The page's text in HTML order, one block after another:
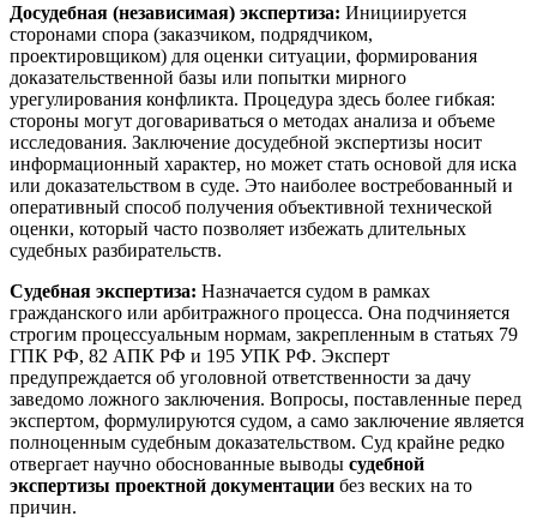
Досудебная (независимая) экспертиза: Инициируется
сторонами спора (заказчиком, подрядчиком,
проектировщиком) для оценки ситуации, формирования
доказательственной базы или попытки мирного
урегулирования конфликта. Процедура здесь более гибкая:
стороны могут договариваться о методах анализа и объеме
исследования. Заключение досудебной экспертизы носит
информационный характер, но может стать основой для иска
или доказательством в суде. Это наиболее востребованный и
оперативный способ получения объективной технической
оценки, который часто позволяет избежать длительных
судебных разбирательств.
Судебная экспертиза: Назначается судом в рамках
гражданского или арбитражного процесса. Она подчиняется
строгим процессуальным нормам, закрепленным в статьях 79
ГПК РФ, 82 АПК РФ и 195 УПК РФ. Эксперт
предупреждается об уголовной ответственности за дачу
заведомо ложного заключения. Вопросы, поставленные перед
экспертом, формулируются судом, а само заключение является
полноценным судебным доказательством. Суд крайне редко
отвергает научно обоснованные выводы судебной
экспертизы проектной документации без веских на то
причин.